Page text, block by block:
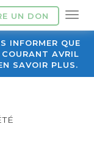
UN DON
INFORMER QUE
AVRIL
SAVOIR PLUS.